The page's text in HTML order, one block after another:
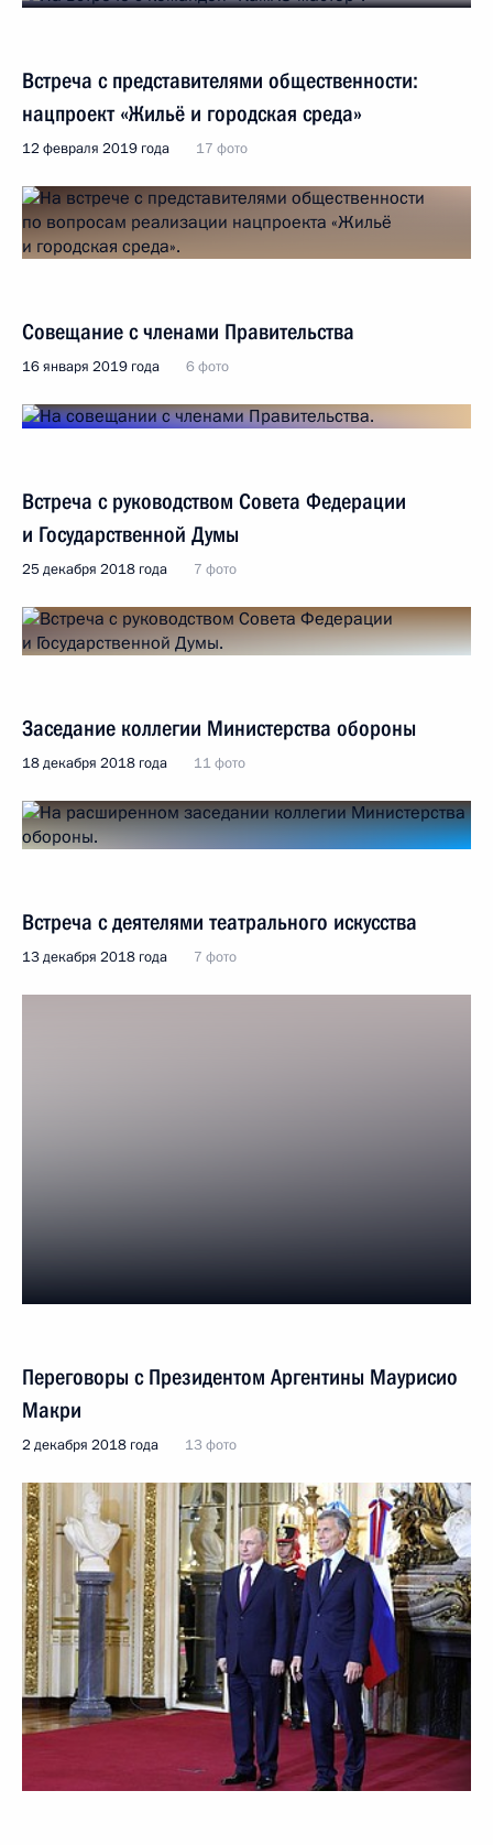
Встреча с представителями общественности:
нацпроект «Жильё и городская среда»
12 февраля 2019 года 17 фото
Совещание с членами Правительства
16 января 2019 года 6 фото
Встреча с руководством Совета Федерации
и Государственной Думы
25 декабря 2018 года 7 фото
Заседание коллегии Министерства обороны
18 декабря 2018 года 11 фото
Встреча с деятелями театрального искусства
13 декабря 2018 года 7 фото
Переговоры с Президентом Аргентины Маурисио
Макри
2 декабря 2018 года 13 фото